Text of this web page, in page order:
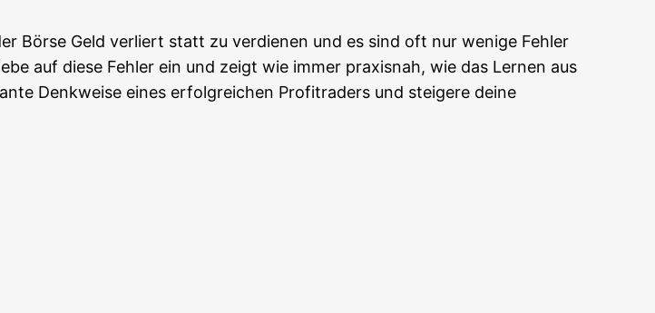
Bör­se Geld ver­liert statt zu ver­die­nen und es sind oft nur weni­ge Feh­ler
auf die­se Feh­ler ein und zeigt wie immer pra­xis­nah, wie das Ler­nen aus
Denk­wei­se eines erfolg­rei­chen Pro­fi­t­rad­ers und stei­ge­re dei­ne